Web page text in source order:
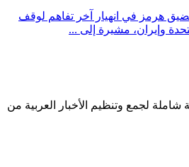
هرمز في انهيار آخر تفاهم لوقف
وإيران، مشيرة إلى ...
شاملة لجمع وتنظيم الأخبار العربية من